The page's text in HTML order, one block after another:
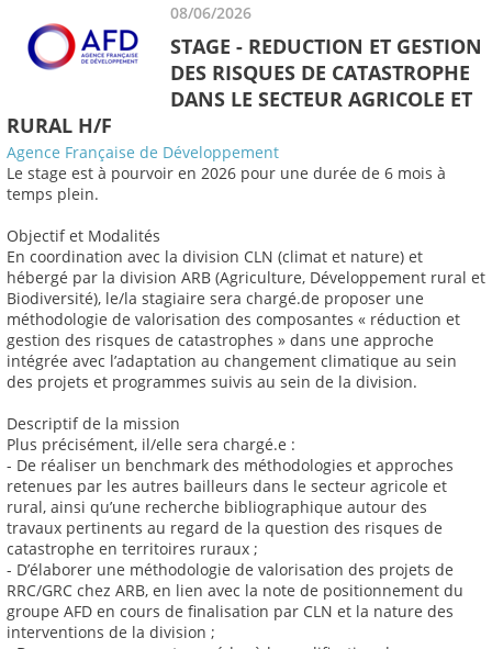
08/06/2026
STAGE - REDUCTION ET GESTION
DES RISQUES DE CATASTROPHE
DANS LE SECTEUR AGRICOLE ET
RURAL H/F
Agence Française de Développement
Le stage est à pourvoir en 2026 pour une durée de 6 mois à
temps plein.
Objectif et Modalités
En coordination avec la division CLN (climat et nature) et
hébergé par la division ARB (Agriculture, Développement rural et
Biodiversité), le/la stagiaire sera chargé.de proposer une
méthodologie de valorisation des composantes « réduction et
gestion des risques de catastrophes » dans une approche
intégrée avec l’adaptation au changement climatique au sein
des projets et programmes suivis au sein de la division.
Descriptif de la mission
Plus précisément, il/elle sera chargé.e :
- De réaliser un benchmark des méthodologies et approches
retenues par les autres bailleurs dans le secteur agricole et
rural, ainsi qu’une recherche bibliographique autour des
travaux pertinents au regard de la question des risques de
catastrophe en territoires ruraux ;
- D’élaborer une méthodologie de valorisation des projets de
RRC/GRC chez ARB, en lien avec la note de positionnement du
groupe AFD en cours de finalisation par CLN et la nature des
interventions de la division ;